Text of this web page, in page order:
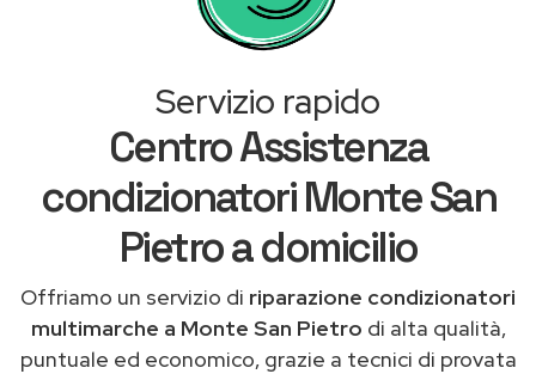
Servizio rapido
Centro Assistenza
condizionatori Monte San
Pietro a domicilio
Offriamo un servizio di riparazione condizionatori
multimarche a Monte San Pietro di alta qualità,
puntuale ed economico, grazie a tecnici di provata